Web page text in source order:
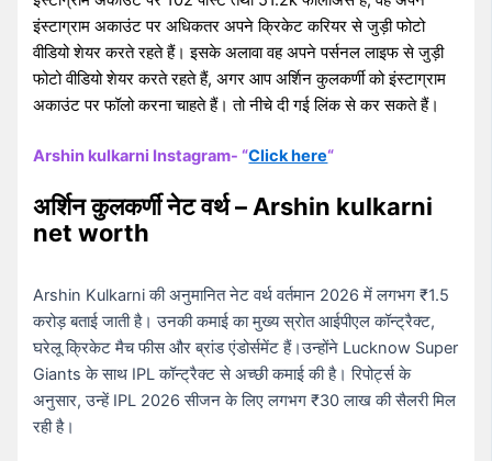
इंस्टाग्राम अकाउंट पर अधिकतर अपने क्रिकेट करियर से जुड़ी फोटो
वीडियो शेयर करते रहते हैं। इसके अलावा वह अपने पर्सनल लाइफ से जुड़ी
फोटो वीडियो शेयर करते रहते हैं, अगर आप अर्शिन कुलकर्णी को इंस्टाग्राम
अकाउंट पर फॉलो करना चाहते हैं। तो नीचे दी गई लिंक से कर सकते हैं।
Arshin kulkarni Instagram- “Click here“
अर्शिन कुलकर्णी नेट वर्थ – Arshin kulkarni
net worth
Arshin Kulkarni की अनुमानित नेट वर्थ वर्तमान 2026 में लगभग ₹1.5
करोड़ बताई जाती है। उनकी कमाई का मुख्य स्रोत आईपीएल कॉन्ट्रैक्ट,
घरेलू क्रिकेट मैच फीस और ब्रांड एंडोर्समेंट हैं।उन्होंने Lucknow Super
Giants के साथ IPL कॉन्ट्रैक्ट से अच्छी कमाई की है। रिपोर्ट्स के
अनुसार, उन्हें IPL 2026 सीजन के लिए लगभग ₹30 लाख की सैलरी मिल
रही है।